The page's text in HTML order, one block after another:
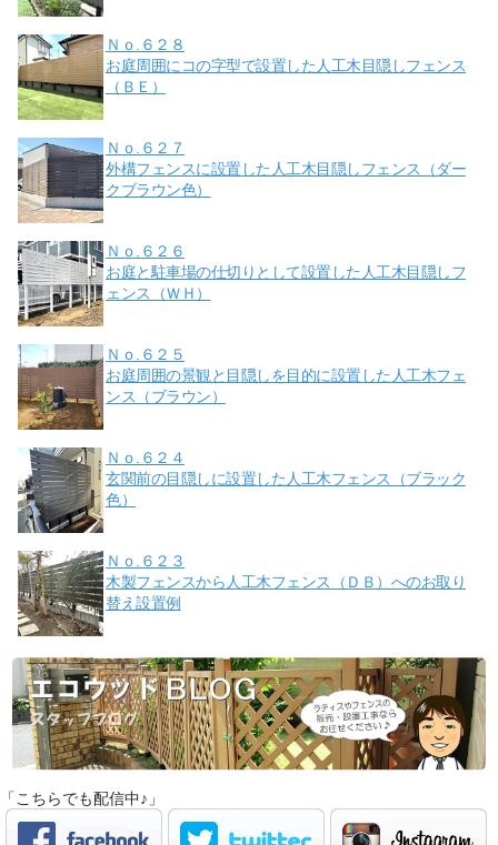
Ｎｏ.６２８
お庭周囲にコの字型で設置した人工木目隠しフェンス
（ＢＥ）
Ｎｏ.６２７
外構フェンスに設置した人工木目隠しフェンス（ダー
クブラウン色）
Ｎｏ.６２６
お庭と駐車場の仕切りとして設置した人工木目隠しフ
ェンス（ＷＨ）
Ｎｏ.６２５
お庭周囲の景観と目隠しを目的に設置した人工木フェ
ンス（ブラウン）
Ｎｏ.６２４
玄関前の目隠しに設置した人工木フェンス（ブラック
色）
Ｎｏ.６２３
木製フェンスから人工木フェンス（ＤＢ）へのお取り
替え設置例
「こちらでも配信中♪」